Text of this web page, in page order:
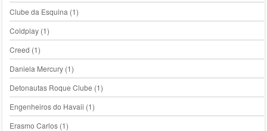
Clube da Esquina (1)
Coldplay(1)
Creed (1)
Daniela Mercury(1)
Detonautas Roque Clube (1)
Engenheiros do Havaii (1)
Erasmo Carlos(1)